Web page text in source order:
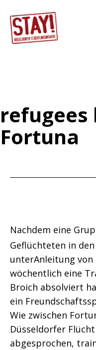
Inhalt
springen
refugees
Fortuna
Nachdem eine
Geflüchteten in
unterAnleitung
wöchentlich eine
Broich absolviert
ein
Wie zwischen
Düsseldorfer
abgesprochen,